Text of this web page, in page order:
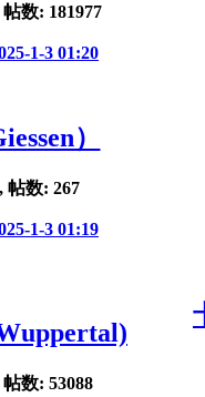
数: 181977
1-3 01:20
）
帖数: 267
1-3 01:19
数: 53088